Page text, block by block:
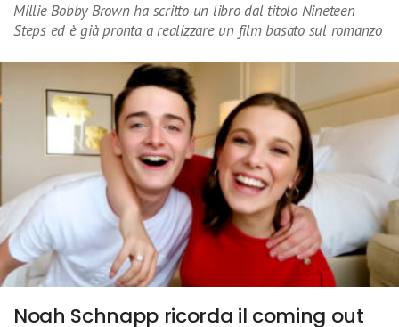
Millie Bobby Brown ha scritto un libro dal titolo Nineteen
Steps ed è già pronta a realizzare un film basato sul romanzo
Noah Schnapp ricorda il coming out